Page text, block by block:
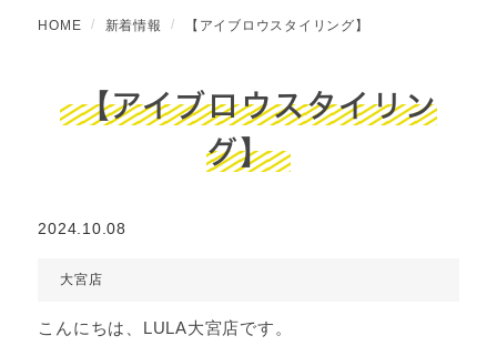
HOME 新着情報 【アイブロウスタイリング】
【アイブロウスタイリン
グ】
2024.10.08
大宮店
こんにちは、LULA大宮店です。